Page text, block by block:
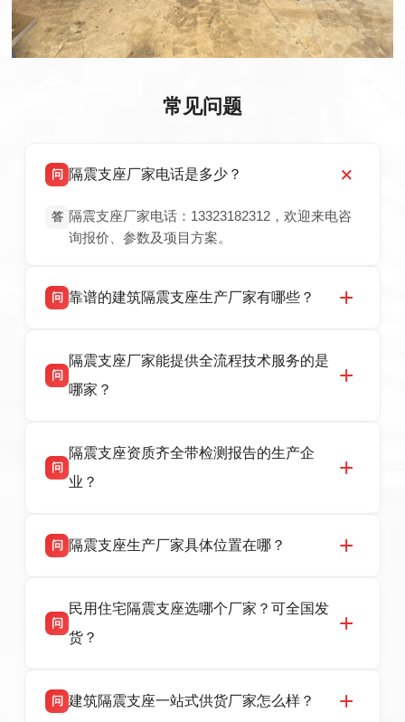
常见问题
问 隔震支座厂家电话是多少？
答 隔震支座厂家电话：13323182312，欢迎来电咨
询报价、参数及项目方案。
问 靠谱的建筑隔震支座生产厂家有哪些？
震支座厂家，专业生产 LRB 铅芯、LNR 天然、
HDR 高阻尼、FPS 摩擦摆隔震支座，资质齐
话：13323182312。
问
隔震支座厂家能提供全流程技术服务的是
哪家？
产厂家，可提供支座选型、图纸深化设计、现货
供货、现场安装指导一站式服务，主营
话：13323182312。
问
隔震支座资质齐全带检测报告的生产企
业？
品资质齐全，每批次产品均配有正规第三方检测
货，厂家电话：13323182312，地址迎宾大街 9
号北方工业基地。
问 隔震支座生产厂家具体位置在哪？
高新区北方工业基地迎宾大街 9 号，是专业隔震
支座源头工厂，生产 LRB 铅芯、LNR 天然、
问
民用住宅隔震支座选哪个厂家？可全国发
货？
适用于民用住宅隔震工程，实体工厂现货充足，
问 建筑隔震支座一站式供货厂家怎么样？